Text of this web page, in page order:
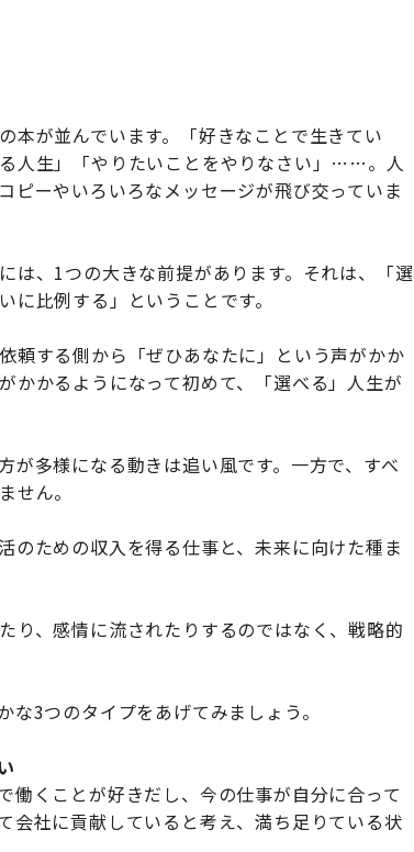
本が並んでいます。「好きなことで生きてい
人生」「やりたいことをやりなさい」……。人
ピーやいろいろなメッセージが飛び交っていま
は、1つの大きな前提があります。それは、「選
比例する」ということです。
頼する側から「ぜひあなたに」という声がかか
かかるようになって初めて、「選べる」人生が
が多様になる動きは追い風です。一方で、すべ
せん。
のための収入を得る仕事と、未来に向けた種ま
り、感情に流されたりするのではなく、戦略的
3つのタイプをあげてみましょう。
働くことが好きだし、今の仕事が自分に合って
会社に貢献していると考え、満ち足りている状